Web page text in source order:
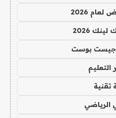
2026
لينك 2026
بوست
تقنية
الرياضي